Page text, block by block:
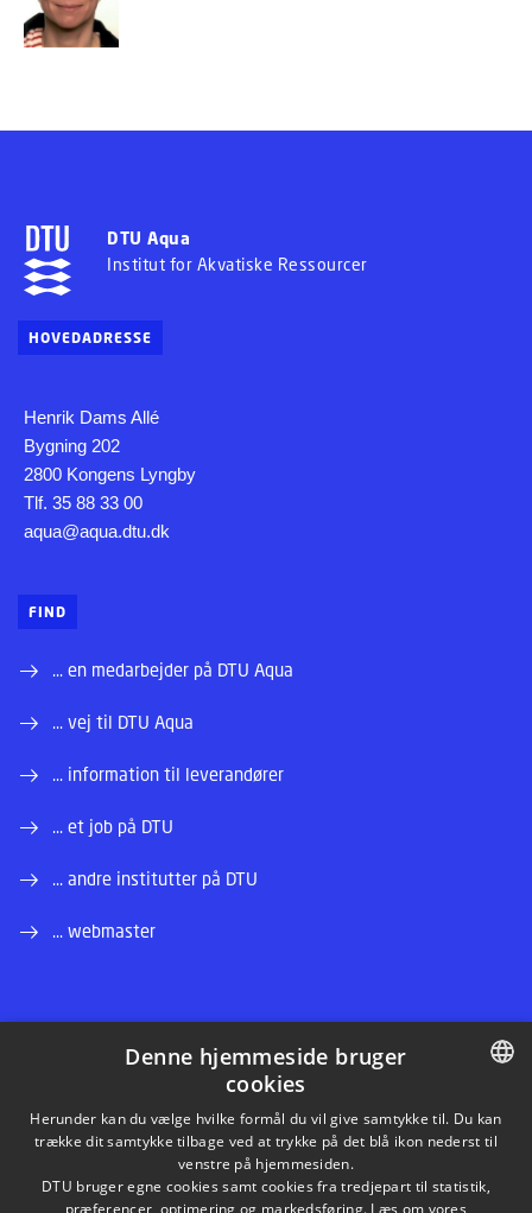
DTU Aqua
Institut for Akvatiske Ressourcer
HOVEDADRESSE
Henrik Dams Allé
Bygning 202
2800 Kongens Lyngby
Tlf. 35 88 33 00
aqua@aqua.dtu.dk
FIND
... en medarbejder på DTU Aqua
... vej til DTU Aqua
... information til leverandører
... et job på DTU
... andre institutter på DTU
... webmaster
LINKEDIN
INSTAGRAM
DANISH
ENGLISH
Denne hjemmeside bruger
cookies
Herunder kan du vælge hvilke formål du vil give samtykke til. Du kan
trække dit samtykke tilbage ved at trykke på det blå ikon nederst til
venstre på hjemmesiden.
DTU bruger egne cookies samt cookies fra tredjepart til statistik,
præferencer, optimering og markedsføring. Læs om vores